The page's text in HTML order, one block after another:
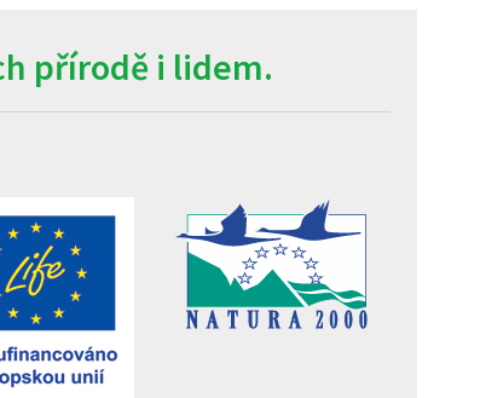
přírodě i lidem.